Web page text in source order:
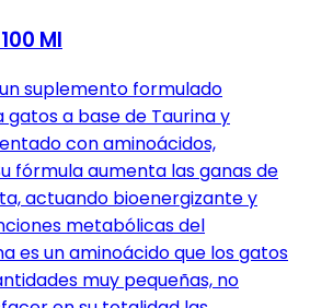
Ml
suplemento formulado
a base de Taurina y
con aminoácidos,
fórmula aumenta las ganas de
actuando bioenergizante y
metabólicas del
es un aminoácido que los gatos
muy pequeñas, no